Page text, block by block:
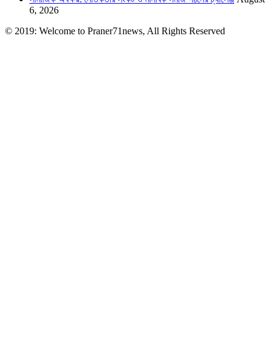
6, 2026
© 2019: Welcome to Praner71news, All Rights Reserved